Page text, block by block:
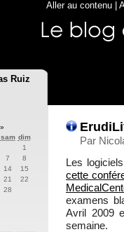
Ruiz
Aller au contenu
Par
Les
cette
examens
Avril 2009
semaine.
»
sam dim
1
7
8
14
15
21
22
28